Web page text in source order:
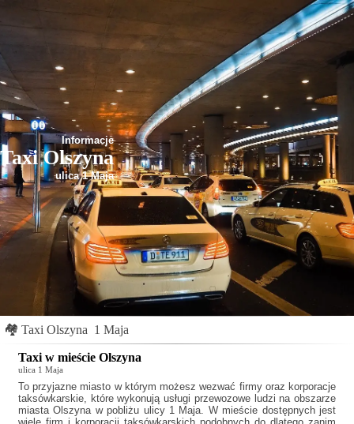
Informacje
Taxi Olszyna
ulica 1 Maja
🏘 Taxi Olszyna 1 Maja
Taxi w mieście Olszyna
ulica 1 Maja
To przyjazne miasto w którym możesz wezwać firmy oraz korporacje
taksówkarskie, które wykonują usługi przewozowe ludzi na obszarze
miasta Olszyna w pobliżu ulicy 1 Maja. W mieście dostępnych jest